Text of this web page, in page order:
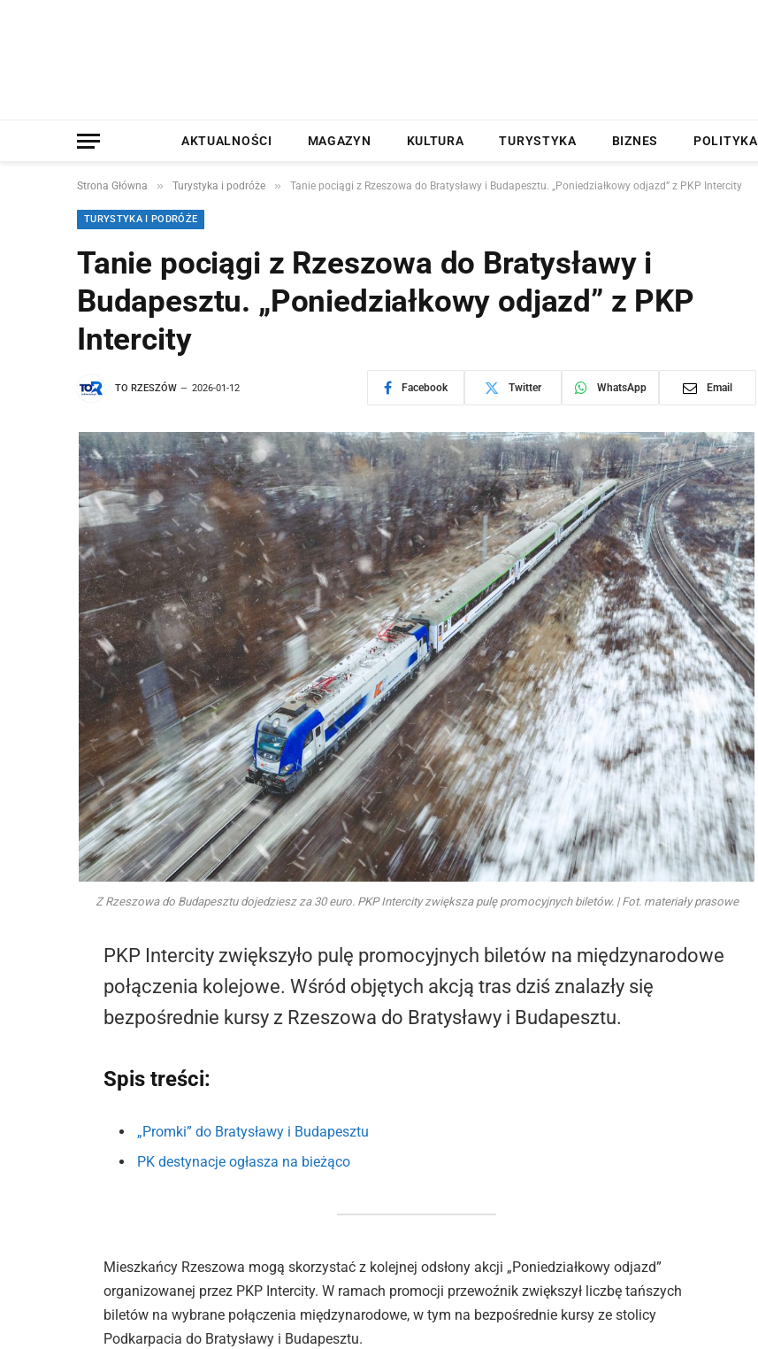
AKTUALNOŚCI MAGAZYN KULTURA TURYSTYKA BIZNES POLITYKA
Strona Główna » Turystyka i podróże » Tanie pociągi z Rzeszowa do Bratysławy i Budapesztu. „Poniedziałkowy odjazd” z PKP Intercity
TURYSTYKA I PODRÓŻE
Tanie pociągi z Rzeszowa do Bratysławy i
Budapesztu. „Poniedziałkowy odjazd” z PKP
Intercity
TO RZESZÓW 2026-01-12 Facebook Twitter WhatsApp Email
Z Rzeszowa do Budapesztu dojedziesz za 30 euro. PKP Intercity zwiększa pulę promocyjnych biletów. | Fot. materiały prasowe
PKP Intercity zwiększyło pulę promocyjnych biletów na międzynarodowe
połączenia kolejowe. Wśród objętych akcją tras dziś znalazły się
bezpośrednie kursy z Rzeszowa do Bratysławy i Budapesztu.
Spis treści:
„Promki” do Bratysławy i Budapesztu
PK destynacje ogłasza na bieżąco
Mieszkańcy Rzeszowa mogą skorzystać z kolejnej odsłony akcji „Poniedziałkowy odjazd”
organizowanej przez PKP Intercity. W ramach promocji przewoźnik zwiększył liczbę tańszych
biletów na wybrane połączenia międzynarodowe, w tym na bezpośrednie kursy ze stolicy
Podkarpacia do Bratysławy i Budapesztu.